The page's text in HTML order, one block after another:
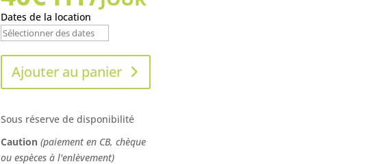
Dates de la location
Ajouter au panier
Sous réserve de disponibilité
Caution (paiement en CB, chèque
ou espèces à l'enlèvement)